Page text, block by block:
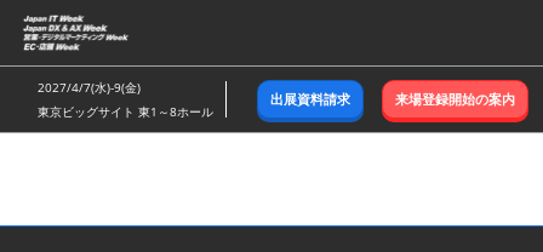
ス
キ
ッ
し
む
2027/4/7(水)-9(金)
東京ビッグサイト 東1～8ホール
出展資料請求 来場登録開始の案内